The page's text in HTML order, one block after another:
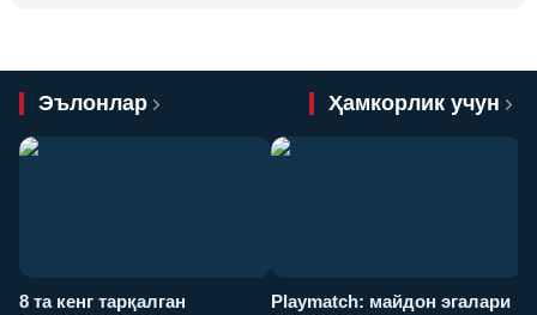
Эълонлар Ҳамкорлик учун
8 та кенг тарқалган
Playmatch: майдон эгалари